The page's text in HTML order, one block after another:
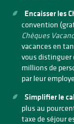
Encaisser les
convention
Chèques
vacances en
vous distinguer
millions de
par leur
Simplifier le
plus au
taxe de séjour